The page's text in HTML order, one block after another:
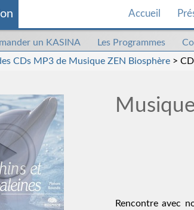
Accueil
un KASINA Les Programmes
CDs MP3 de Musique ZEN Biosphère >
Rencontre avec